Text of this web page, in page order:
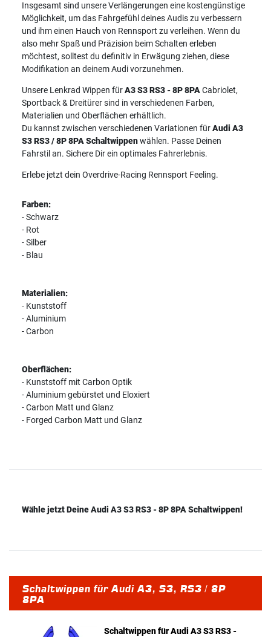
Insgesamt sind unsere Verlängerungen eine kostengünstige
Möglichkeit, um das Fahrgefühl deines Audis zu verbessern
und ihm einen Hauch von Rennsport zu verleihen. Wenn du
also mehr Spaß und Präzision beim Schalten erleben
möchtest, solltest du definitiv in Erwägung ziehen, diese
Modifikation an deinem Audi vorzunehmen.
Unsere Lenkrad Wippen fürA3 S3 RS3 - 8P 8PA Cabriolet,
Sportback & Dreitürer sind in verschiedenen Farben,
Materialien und Oberflächen erhältlich.
Du kannst zwischen verschiedenen Variationen fürAudi A3
S3 RS3 / 8P 8PA Schaltwippenwählen. Passe Deinen
Fahrstil an. Sichere Dir ein optimales Fahrerlebnis.
Erlebe jetzt dein Overdrive-Racing Rennsport Feeling.
Farben:
- Schwarz
- Rot
- Silber
- Blau
Materialien:
- Kunststoff
- Aluminium
- Carbon
Oberflächen:
- Kunststoff mit Carbon Optik
- Aluminium gebürstet und Eloxiert
- Carbon Matt und Glanz
- Forged Carbon Matt und Glanz
Wähle jetzt Deine Audi A3 S3 RS3 - 8P 8PA Schaltwippen!
Schaltwippen für Audi A3, S3, RS3 / 8P
8PA
Schaltwippen für Audi A3 S3 RS3 -